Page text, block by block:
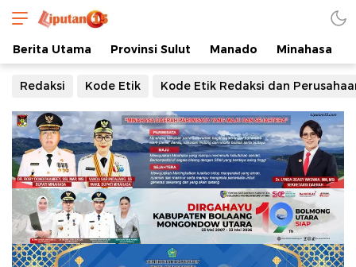
Berita Utama Provinsi Sulut Manado Minahasa
Redaksi Kode Etik Kode Etik Redaksi dan